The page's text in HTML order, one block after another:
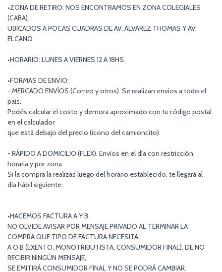
•ZONA DE RETIRO: NOS ENCONTRAMOS EN ZONA COLEGIALES
(CABA).
UBICADOS A POCAS CUADRAS DE AV. ALVAREZ THOMAS Y AV.
ELCANO
•HORARIO: LUNES A VIERNES 12 A 18HS.
•FORMAS DE ENVIO:
- MERCADO ENVÍOS (Correo y otros). Se realizan envíos a todo el
país.
Podés calcular el costo y demora aproximado con tu código postal
en el calculador
que está debajo del precio (ícono del camioncito).
- RÁPIDO A DOMICILIO (FLEX). Envíos en el día con restricción
horaria y por zona.
Si la compra la realizas luego del horario establecido, te llegará al
día hábil siguiente.
•HACEMOS FACTURA A Y B.
NO OLVIDE AVISAR POR MENSAJE PRIVADO AL TERMINAR LA
COMPRA QUE TIPO DE FACTURA NECESITA:
A O B (EXENTO, MONOTRIBUTISTA, CONSUMIDOR FINAL). DE NO
RECIBIR NINGÚN MENSAJE,
SE EMITIRÁ CONSUMIDOR FINAL Y NO SE PODRÁ CAMBIAR.